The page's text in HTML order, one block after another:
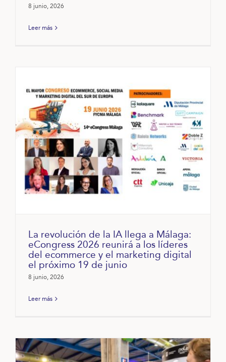
8 junio, 2026
Leer más
La revolución de la IA llega a Málaga:
eCongress 2026 reunirá a los líderes
del ecommerce y el marketing digital
el próximo 19 de junio
8 junio, 2026
Leer más